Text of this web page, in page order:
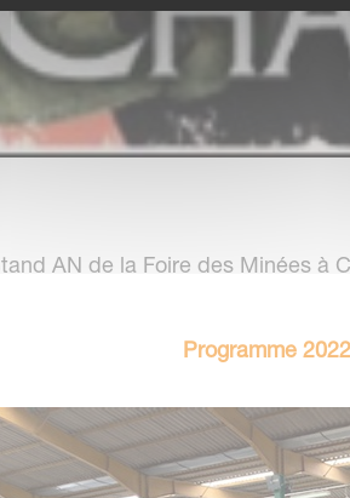
AN de la Foire des Minées à
Programme 2022